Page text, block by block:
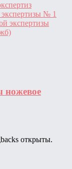
№ 1
экспертизы
ножевое
открыты.